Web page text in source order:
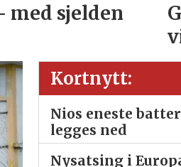
med sjelden
Kortnytt:
Nios eneste
legges ned
Nysatsing i